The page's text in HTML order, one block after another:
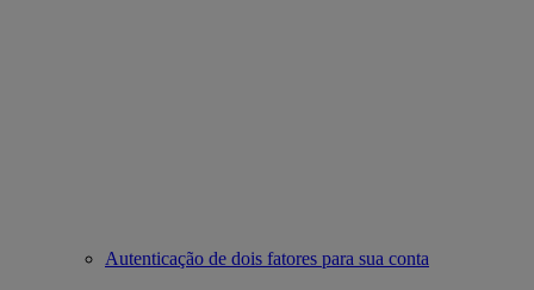
Autenticação de dois fatores para sua conta